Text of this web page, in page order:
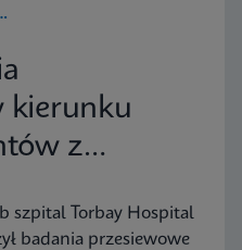
kierunku
z
szpital Torbay Hospital
badania przesiewowe